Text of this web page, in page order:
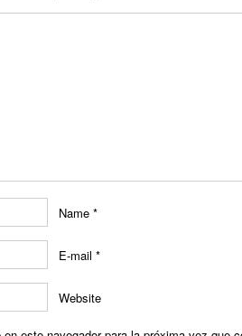
Name *
E-mail *
Website